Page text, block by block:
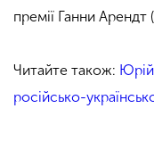
премії Ганни Арендт
Читайте також:
російсько-